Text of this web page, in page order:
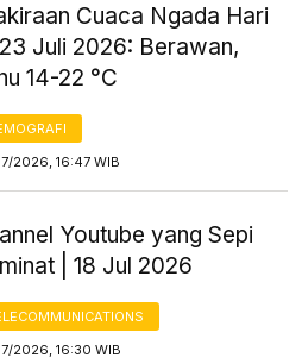
Cuaca Ngada Hari
Juli 2026: Berawan,
14-22 °C
2026, 16:47 WIB
Youtube yang Sepi
| 18 Jul 2026
2026, 16:30 WIB